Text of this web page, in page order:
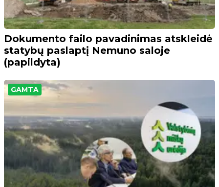
Dokumento failo pavadinimas atskleidė
statybų paslaptį Nemuno saloje
(papildyta)
GAMTA